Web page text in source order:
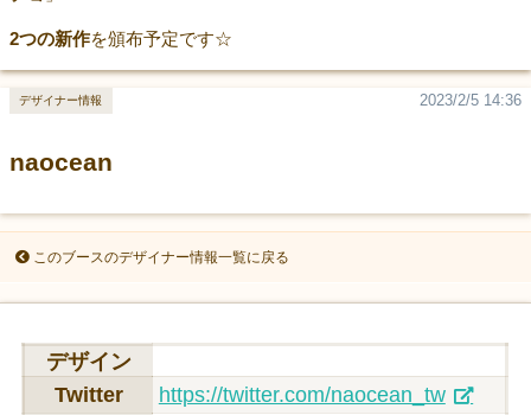
2つの新作を頒布予定です☆
naocean
2023/2/5 14:36
デザイナー情報
このブースのデザイナー情報一覧に戻る
デザイン
Twitter
https://twitter.com/naocean_tw